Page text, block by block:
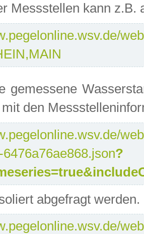
Messstellen kann
gemessene
den
?
abgefragt werden.